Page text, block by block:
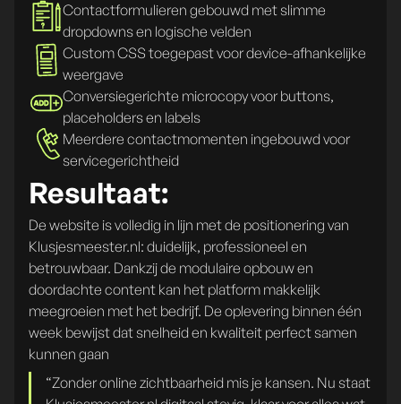
Contactformulieren gebouwd met slimme
dropdowns en logische velden
Custom CSS toegepast voor device-afhankelijke
weergave
Conversiegerichte microcopy voor buttons,
placeholders en labels
Meerdere contactmomenten ingebouwd voor
servicegerichtheid
Resultaat:
De website is volledig in lijn met de positionering van
Klusjesmeester.nl: duidelijk, professioneel en
betrouwbaar. Dankzij de modulaire opbouw en
doordachte content kan het platform makkelijk
meegroeien met het bedrijf. De oplevering binnen één
week bewijst dat snelheid en kwaliteit perfect samen
kunnen gaan
“Zonder online zichtbaarheid mis je kansen. Nu staat